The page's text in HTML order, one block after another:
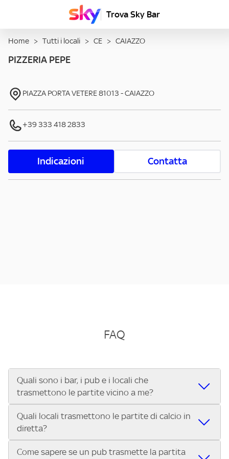
Trova Sky Bar
Home > Tutti i locali > CE > CAIAZZO
PIZZERIA PEPE
PIAZZA PORTA VETERE81013 -CAIAZZO
+39 333 418 2833
Indicazioni Contatta
FAQ
Quali sono i bar, i pub e i locali che
trasmettono le partite vicino a me?
Se cerchi un bar, pub, ristorante o locale vicino a te per
vedere le partite di Serie A ENILIVE, la Serie C Sky Wifi, la
UEFA Champions League, la UEFA Europa League, la UEFA
Conference League, il Tennis, la Formula 1®, la MotoGP™ e
Quali locali trasmettono le partite di calcio in
diretta?
Vuoi sapere quali bar, pub o ristoranti mostrano le partite
Come sapere se un pub trasmette la partita